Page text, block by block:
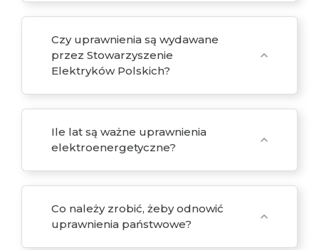
Czy uprawnienia są wydawane
przez Stowarzyszenie
Elektryków Polskich?
expand_more
Ile lat są ważne uprawnienia
elektroenergetyczne?
expand_more
Co należy zrobić, żeby odnowić
uprawnienia państwowe?
expand_more